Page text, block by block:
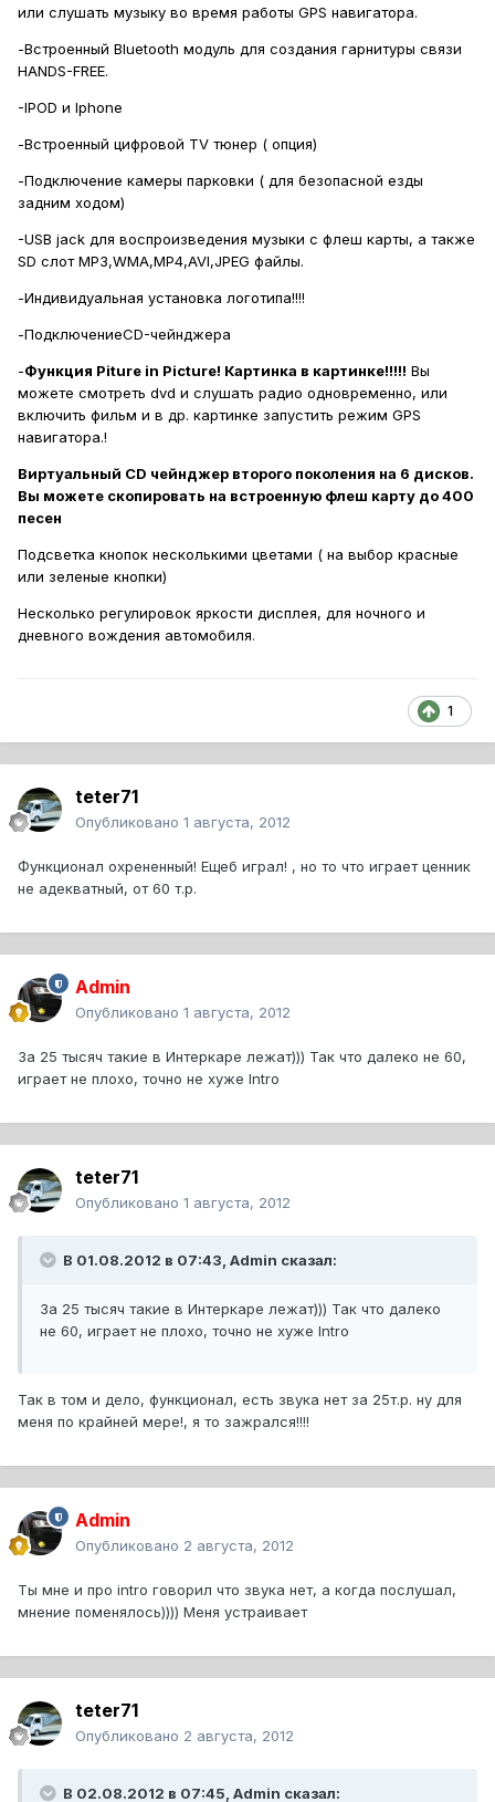
или слушать музыку во время работы GPS навигатора.
-Встроенный Bluetooth модуль для создания гарнитуры связи
HANDS-FREE.
-IPOD и Iphone
-Встроенный цифровой TV тюнер ( опция)
-Подключение камеры парковки ( для безопасной езды
задним ходом)
-USB jack для воспроизведения музыки с флеш карты, а также
SD слот MP3,WMA,MP4,AVI,JPEG файлы.
-Индивидуальная установка логотипа!!!!
-ПодключениеCD-чейнджера
-Функция Piture in Picture! Картинка в картинке!!!!! Вы
можете смотреть dvd и слушать радио одновременно, или
включить фильм и в др. картинке запустить режим GPS
навигатора.!
Виртуальный CD чейнджер второго поколения на 6 дисков.
Вы можете скопировать на встроенную флеш карту до 400
песен
Подсветка кнопок несколькими цветами ( на выбор красные
или зеленые кнопки)
Несколько регулировок яркости дисплея, для ночного и
дневного вождения автомобиля.
1
teter71
Опубликовано 1 августа, 2012
Функционал охрененный! Ещеб играл! , но то что играет ценник
не адекватный, от 60 т.р.
Admin
Опубликовано 1 августа, 2012
За 25 тысяч такие в Интеркаре лежат))) Так что далеко не 60,
играет не плохо, точно не хуже Intro
teter71
Опубликовано 1 августа, 2012
В 01.08.2012 в 07:43, Admin сказал:
За 25 тысяч такие в Интеркаре лежат))) Так что далеко
не 60, играет не плохо, точно не хуже Intro
Так в том и дело, функционал, есть звука нет за 25т.р. ну для
меня по крайней мере!, я то зажрался!!!!
Admin
Опубликовано 2 августа, 2012
Ты мне и про intro говорил что звука нет, а когда послушал,
мнение поменялось)))) Меня устраивает
teter71
Опубликовано 2 августа, 2012
В 02.08.2012 в 07:45, Admin сказал: